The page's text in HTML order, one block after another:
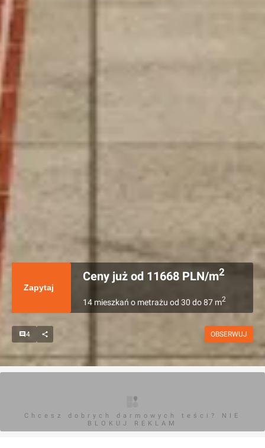
Zapytaj
Ceny już od 11668 PLN/m2
14 mieszkań o metrażu od 30 do87 m2
4 OBSERWUJ
Chcesz dobrych darmowych teści? NIE
BLOKUJ REKLAM